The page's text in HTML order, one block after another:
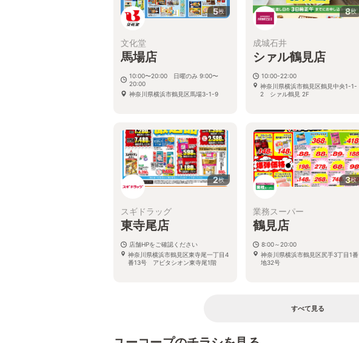
5枚
文化堂
馬場店
10:00〜20:00 日曜のみ 9:00〜
20:00
神奈川県横浜市鶴見区馬場3-1-9
8枚
成城石井
シァル鶴見店
10:00-22:00
神奈川県横浜市鶴見区鶴見中央1-1-
2 シァル鶴見 2F
2枚
スギドラッグ
東寺尾店
店舗HPをご確認ください
神奈川県横浜市鶴見区東寺尾一丁目4
番13号 アビタシオン東寺尾1階
3枚
業務スーパー
鶴見店
8:00～20:00
神奈川県横浜市鶴見区尻手3丁目1番
地32号
すべて見る